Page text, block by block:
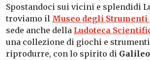
Spostandoci sui vicini e splendidi
troviamo il Museo degli
sede anche della Ludoteca
una collezione di giochi e
riprodurre, con lo spirito di